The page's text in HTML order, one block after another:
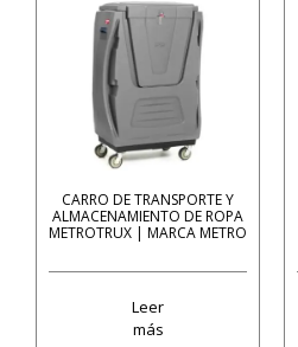
CARRO DE TRANSPORTE Y
ALMACENAMIENTO DE ROPA
METROTRUX | MARCA METRO
Leer
más